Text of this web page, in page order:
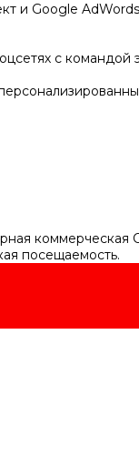
и Google
с
коммерческая
посещаемость.